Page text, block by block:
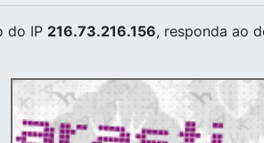
do IP 216.73.216.156, responda ao